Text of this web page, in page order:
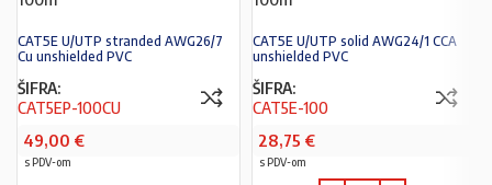
CAT5E U/UTP stranded AWG26/7
Cu unshielded PVC
ŠIFRA:
CAT5EP-100CU
49,00 €
s PDV-om
CAT5E U/UTP solid AWG24/1 CCA
unshielded PVC
ŠIFRA:
CAT5E-100
28,75 €
s PDV-om